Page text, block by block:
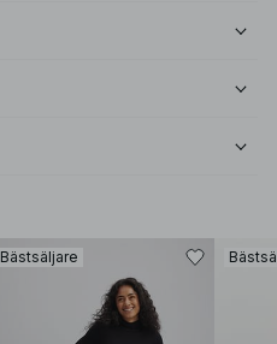
Bästsäljare